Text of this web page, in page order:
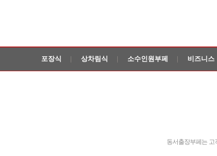
포장식 상차림식 소수인원부페 비즈니스
동서출장부페는 고